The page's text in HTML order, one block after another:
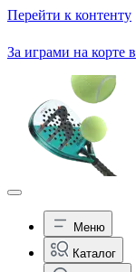
Перейти к контенту
За играми на корте в
Меню
Каталог